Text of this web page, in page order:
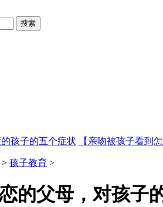
孩子的五个症状 【亲吻被孩子看到
> 孩子教育 >
的父母，对孩子